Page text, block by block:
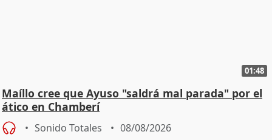
01:48
Maíllo cree que Ayuso "saldrá mal parada" por el
ático en Chamberí
Sonido Totales 08/08/2026